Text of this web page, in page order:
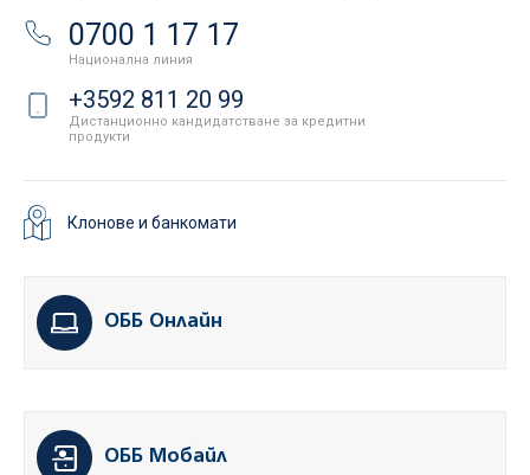
0700 1 17 17
Национална линия
+3592 811 20 99
Дистанционно кандидатстване за кредитни
продукти
Клонове и банкомати
ОББ Онлайн
ОББ Мобайл